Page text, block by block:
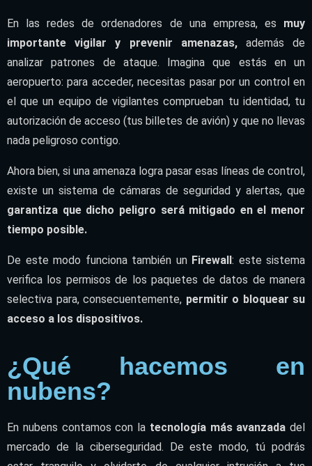
En las redes de ordenadores de una empresa, es muy
importante vigilar y prevenir amenazas,además de
analizar patrones de ataque. Imagina que estás en un
aeropuerto: para acceder, necesitas pasar por un control en
el que un equipo de vigilantes comprueban tu identidad, tu
autorización de acceso (tus billetes de avión) y que no llevas
nada peligroso contigo.
Ahora bien, si una amenaza logra pasar esas líneas de control,
existe un sistema de cámaras de seguridad y alertas, que
garantiza que dicho peligro será mitigado en el menor
tiempo posible.
De este modo funciona también un Firewall: este sistema
verifica los permisos de los paquetes de datos de manera
selectiva para, consecuentemente, permitir o bloquear su
acceso a los dispositivos.
¿Qué hacemos en
nubens?
En nubens contamos con la tecnología más avanzada del
mercado de la ciberseguridad. De este modo, tú podrás